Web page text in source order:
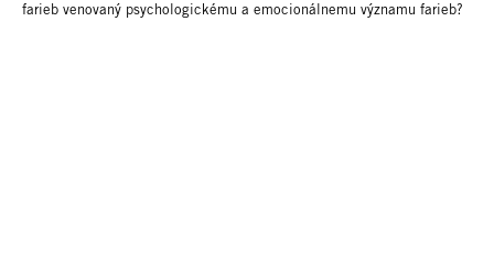
farieb venovaný psychologickému a emocionálnemu významu farieb?